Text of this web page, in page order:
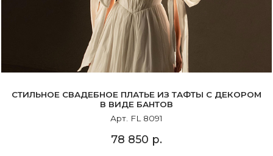
СТИЛЬНОЕ СВАДЕБНОЕ ПЛАТЬЕ ИЗ ТАФТЫ С ДЕКОРОМ
В ВИДЕ БАНТОВ
Арт. FL 8091
78 850 р.